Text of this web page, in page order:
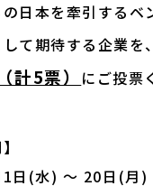
の日本を牽引するベ
て期待する企業を、
計5票）
にご投票
日(水) ～ 20日(月)